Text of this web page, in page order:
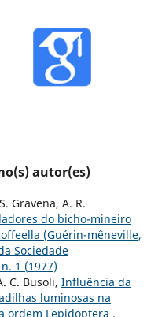
autor(es)
Gravena, A. R.
do bicho-mineiro
(Guérin-mêneville,
Sociedade
1 (1977)
C. Busoli, Influência da
luminosas na
ordem Lepidoptera ,